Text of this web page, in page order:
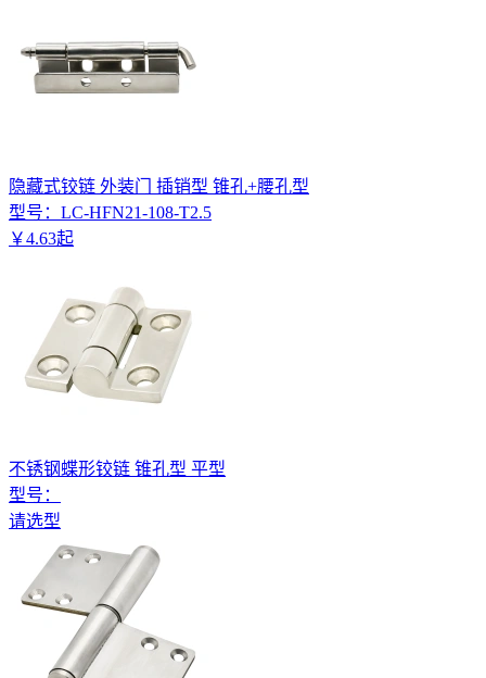
隐藏式铰链 外装门 插销型 锥孔+腰孔型
型号： LC-HFN21-108-T2.5
￥4.63起
不锈钢蝶形铰链 锥孔型 平型
型号：
请选型